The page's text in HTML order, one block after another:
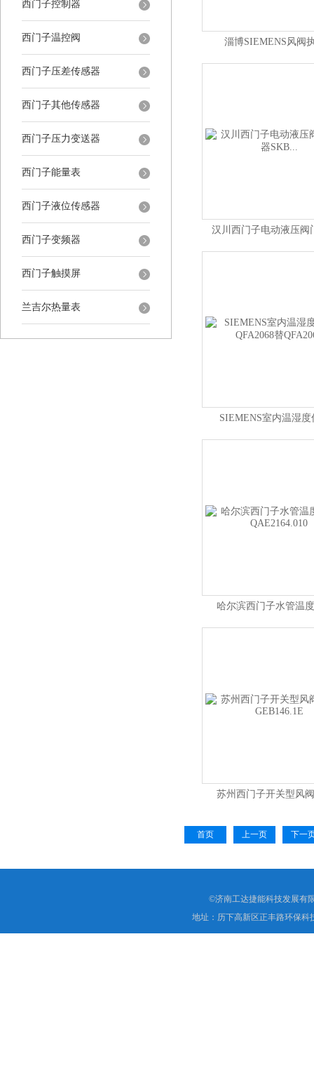
西门子控制器
西门子温控阀
西门子压差传感器
西门子其他传感器
西门子压力变送器
西门子能量表
西门子液位传感器
西门子变频器
西门子触摸屏
兰吉尔热量表
淄博SIEMENS风阀
GIB331.1E
汉川西门子电动液压阀
SKB...
SIEMENS室内温湿度
QFA2068替
哈尔滨西门子水管温
QAE2164.010
苏州西门子开关型风
首页 上一页 下一
©济南工达捷能科技发展有
地址：历下高新区正丰路环保科